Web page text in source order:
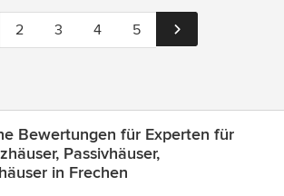
2 3 4 5
Bewertungen für Experten für
Passivhäuser,
in Frechen